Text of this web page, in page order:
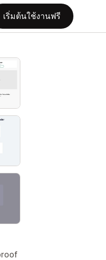
เริ่มต้นใช้งานฟรี